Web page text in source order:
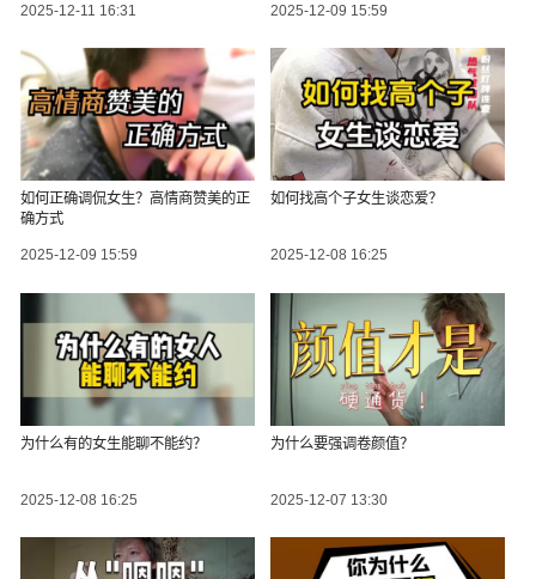
2025-12-11 16:31 2025-12-09 15:59
如何正确调侃女生？高情商赞美的正
确方式
2025-12-09 15:59
如何找高个子女生谈恋爱？
2025-12-08 16:25
为什么有的女生能聊不能约？
2025-12-08 16:25
为什么要强调卷颜值？
2025-12-07 13:30